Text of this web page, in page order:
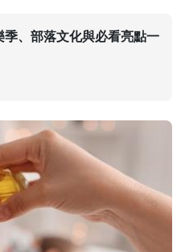
、部落文化與必看亮點一